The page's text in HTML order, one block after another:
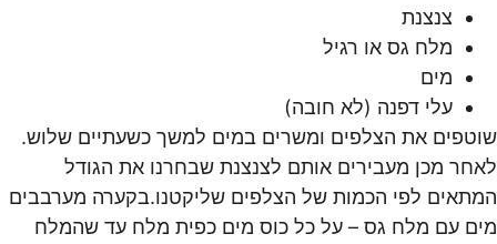
צנצנת
מלח גס או רגיל
מים
עלי דפנה (לא חובה)
שוטפים את הצלפים ומשרים במים למשך כשעתיים שלוש.
לאחר מכן מעבירים אותם לצנצנת שבחרנו את הגודל
המתאים לפי הכמות של הצלפים שליקטנו.בקערה מערבבים
מים עם מלח גס – על כל כוס מים כפית מלח עד שהמלח